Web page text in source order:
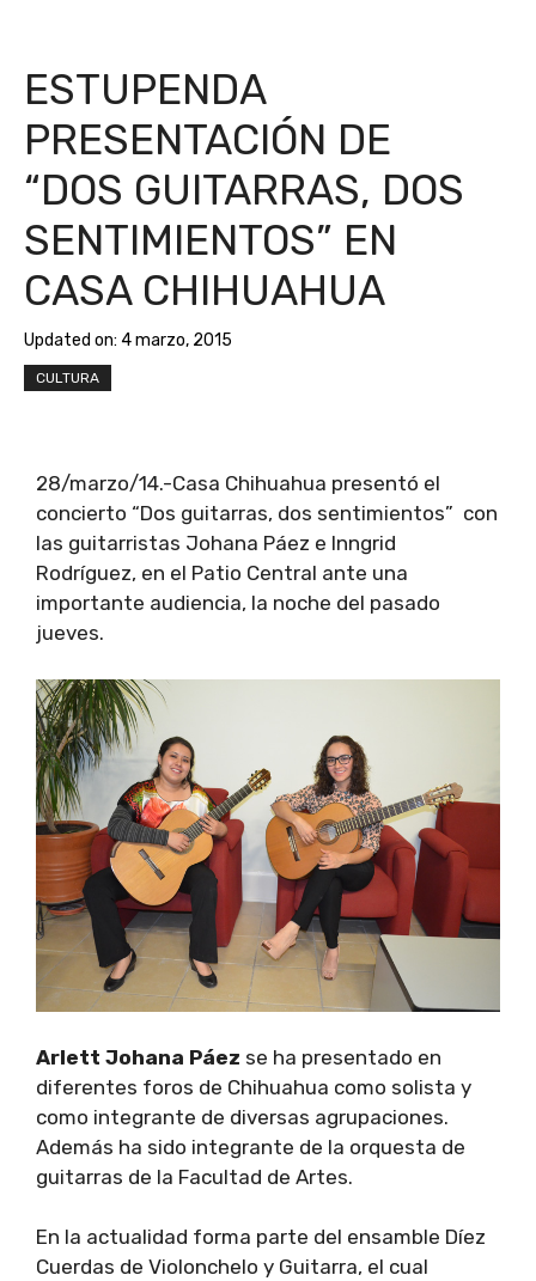
ESTUPENDA
PRESENTACIÓN DE
“DOS GUITARRAS, DOS
SENTIMIENTOS” EN
CASA CHIHUAHUA
Updated on: 4 marzo, 2015
CULTURA
28/marzo/14.-Casa Chihuahua presentó el
concierto “Dos guitarras, dos sentimientos” con
las guitarristas Johana Páez e Inngrid
Rodríguez, en el Patio Central ante una
importante audiencia, la noche del pasado
jueves.
Arlett Johana Páez se ha presentado en
diferentes foros de Chihuahua como solista y
como integrante de diversas agrupaciones.
Además ha sido integrante de la orquesta de
guitarras de la Facultad de Artes.
En la actualidad forma parte del ensamble Díez
Cuerdas de Violonchelo y Guitarra, el cual